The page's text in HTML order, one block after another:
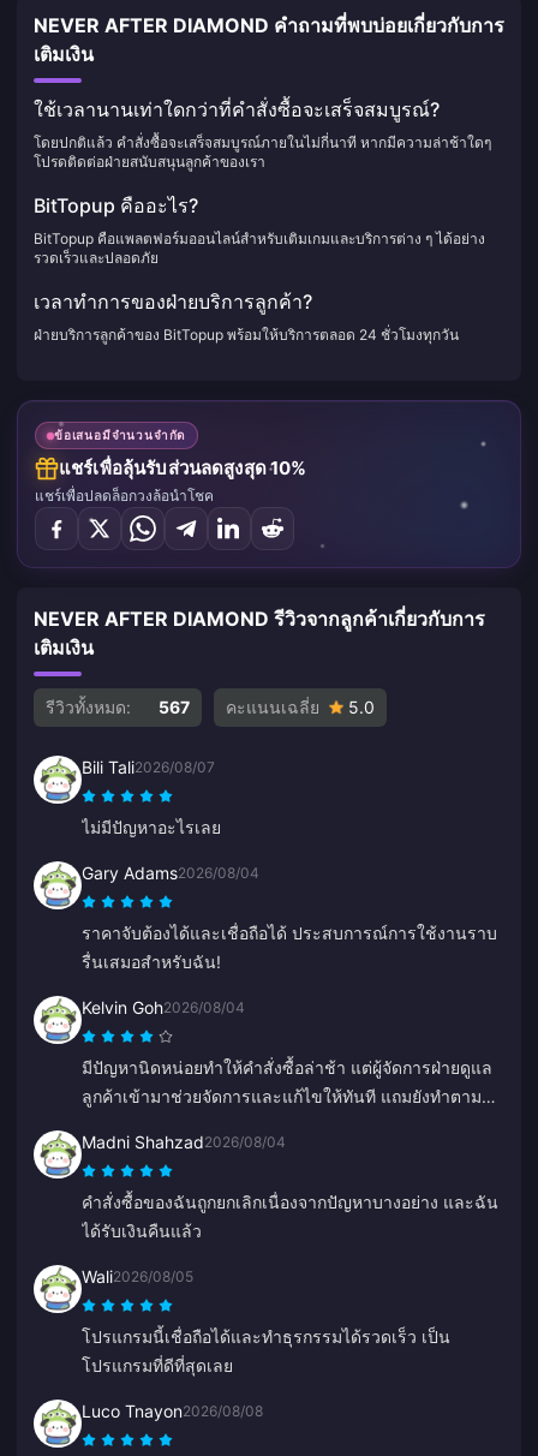
NEVER AFTER DIAMOND คำถามที่พบบ่อยเกี่ยวกับการ
เติมเงิน
ใช้เวลานานเท่าใดกว่าที่คำสั่งซื้อจะเสร็จสมบูรณ์?
โดยปกติแล้ว คำสั่งซื้อจะเสร็จสมบูรณ์ภายในไม่กี่นาที หากมีความล่าช้าใดๆ
โปรดติดต่อฝ่ายสนับสนุนลูกค้าของเรา
BitTopup คืออะไร?
BitTopup คือแพลตฟอร์มออนไลน์สำหรับเติมเกมและบริการต่าง ๆ ได้อย่าง
รวดเร็วและปลอดภัย
เวลาทำการของฝ่ายบริการลูกค้า?
ฝ่ายบริการลูกค้าของ BitTopup พร้อมให้บริการตลอด 24 ชั่วโมงทุกวัน
ข้อเสนอมีจำนวนจำกัด
แชร์เพื่อลุ้นรับส่วนลดสูงสุด 10%
แชร์เพื่อปลดล็อกวงล้อนำโชค
NEVER AFTER DIAMOND รีวิวจากลูกค้าเกี่ยวกับการ
เติมเงิน
รีวิวทั้งหมด: 567 คะแนนเฉลี่ย 5.0
Bili Tali2026/08/07
ไม่มีปัญหาอะไรเลย
Gary Adams2026/08/04
ราคาจับต้องได้และเชื่อถือได้ ประสบการณ์การใช้งานราบ
รื่นเสมอสำหรับฉัน!
Kelvin Goh2026/08/04
มีปัญหานิดหน่อยทำให้คำสั่งซื้อล่าช้า แต่ผู้จัดการฝ่ายดูแล
ลูกค้าเข้ามาช่วยจัดการและแก้ไขให้ทันที แถมยังทำตาม
สำหรับความใส่ใจครับ!
Madni Shahzad2026/08/04
คำสั่งซื้อของฉันถูกยกเลิกเนื่องจากปัญหาบางอย่าง และฉัน
ได้รับเงินคืนแล้ว
Wali2026/08/05
โปรแกรมนี้เชื่อถือได้และทำธุรกรรมได้รวดเร็ว เป็น
โปรแกรมที่ดีที่สุดเลย
Luco Tnayon2026/08/08